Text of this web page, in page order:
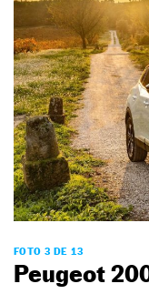
FOTO 3 DE 13
Peugeot